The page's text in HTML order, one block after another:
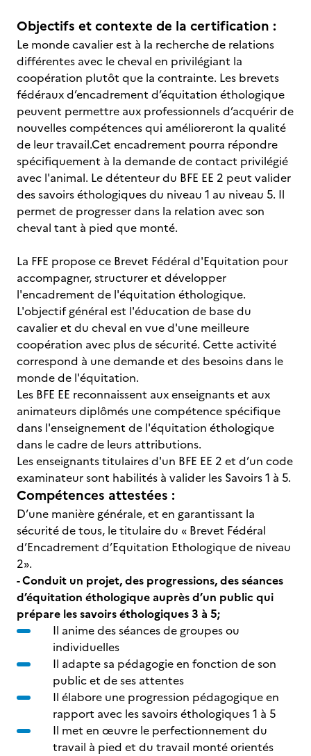
Objectifs et contexte de la certification :
Le monde cavalier est à la recherche de relations
différentes avec le cheval en privilégiant la
coopération plutôt que la contrainte. Les brevets
fédéraux d’encadrement d’équitation éthologique
peuvent permettre aux professionnels d’acquérir de
nouvelles compétences qui amélioreront la qualité
de leur travail.Cet encadrement pourra répondre
spécifiquement à la demande de contact privilégié
avec l'animal. Le détenteur du BFE EE 2 peut valider
des savoirs éthologiques du niveau 1 au niveau 5. Il
permet de progresser dans la relation avec son
cheval tant à pied que monté.
La FFE propose ce Brevet Fédéral d'Equitation pour
accompagner, structurer et développer
l'encadrement de l'équitation éthologique.
L'objectif général est l'éducation de base du
cavalier et du cheval en vue d'une meilleure
coopération avec plus de sécurité. Cette activité
correspond à une demande et des besoins dans le
monde de l'équitation.
Les BFE EE reconnaissent aux enseignants et aux
animateurs diplômés une compétence spécifique
dans l'enseignement de l'équitation éthologique
dans le cadre de leurs attributions.
Les enseignants titulaires d'un BFE EE 2 et d’un code
examinateur sont habilités à valider les Savoirs 1 à 5.
Compétences attestées :
D’une manière générale, et en garantissant la
sécurité de tous, le titulaire du « Brevet Fédéral
d’Encadrement d’Equitation Ethologique de niveau
2».
- Conduit un projet, des progressions, des séances
d’équitation éthologique auprès d’un public qui
prépare les savoirs éthologiques 3 à 5;
Il anime des séances de groupes ou
individuelles
Il adapte sa pédagogie en fonction de son
public et de ses attentes
Il élabore une progression pédagogique en
rapport avec les savoirs éthologiques 1 à 5
Il met en œuvre le perfectionnement du
travail à pied et du travail monté orientés